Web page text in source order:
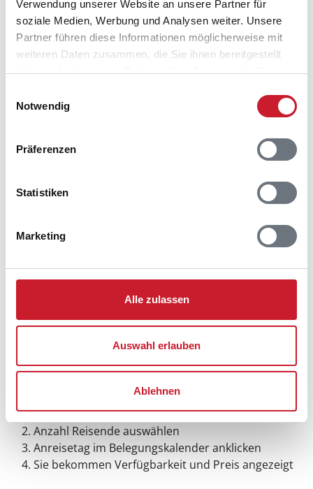
Verwendung unserer Website an unsere Partner für
soziale Medien, Werbung und Analysen weiter. Unsere
Partner führen diese Informationen möglicherweise mit
weiteren Daten zusammen, die Sie ihnen bereitgestellt
haben oder die sie im Rahmen Ihrer Nutzung der Dienste
Notwendig
Präferenzen
Statistiken
Marketing
Alle zulassen
Auswahl erlauben
Ablehnen
Adresse
Ferienhaus 20128
Maarup Østerstrand 60
Maarup
8305 Samsø
Belegungskalender
Reisedauer auswählen
Anzahl Reisende auswählen
Anreisetag im Belegungskalender anklicken
Sie bekommen Verfügbarkeit und Preis angezeigt